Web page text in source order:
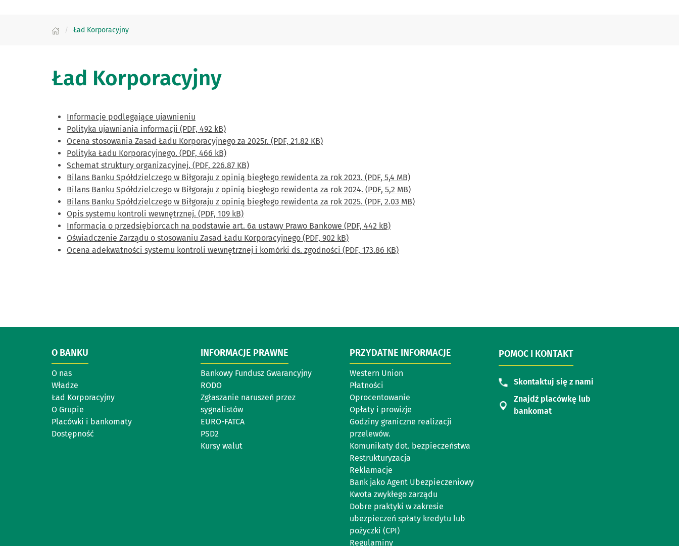
Ład Korporacyjny
Ład Korporacyjny
Informacje podlegające ujawnieniu
Polityka ujawniania informacji (PDF, 492 kB)
Ocena stosowania Zasad Ładu Korporacyjnego za 2025r. (PDF, 21.82 KB)
Polityka Ładu Korporacyjnego. (PDF, 466 kB)
Schemat struktury organizacyjnej. (PDF, 226.87 KB)
Bilans Banku Spółdzielczego w Biłgoraju z opinią biegłego rewidenta za rok 2023. (PDF, 5,4 MB)
Bilans Banku Spółdzielczego w Biłgoraju z opinią biegłego rewidenta za rok 2024. (PDF, 5,2 MB)
Bilans Banku Spółdzielczego w Biłgoraju z opinią biegłego rewidenta za rok 2025. (PDF, 2.03 MB)
Opis systemu kontroli wewnętrznej. (PDF, 109 kB)
Informacja o przedsiębiorcach na podstawie art. 6a ustawy Prawo Bankowe (PDF, 442 kB)
Oświadczenie Zarządu o stosowaniu Zasad Ładu Korporacyjnego (PDF, 902 kB)
Ocena adekwatności systemu kontroli wewnętrznej i komórki ds. zgodności (PDF, 173.86 KB)
O BANKU
O nas
Władze
Ład Korporacyjny
O Grupie
Placówki i bankomaty
Dostępność
INFORMACJE PRAWNE
Bankowy Fundusz Gwarancyjny
RODO
Zgłaszanie naruszeń przez
sygnalistów
EURO-FATCA
PSD2
Kursy walut
PRZYDATNE INFORMACJE
Western Union
Płatności
Oprocentowanie
Opłaty i prowizje
Godziny graniczne realizacji
przelewów.
Komunikaty dot. bezpieczeństwa
Restrukturyzacja
Reklamacje
Bank jako Agent Ubezpieczeniowy
Kwota zwykłego zarządu
Dobre praktyki w zakresie
ubezpieczeń spłaty kredytu lub
pożyczki (CPI)
Regulaminy
POMOC I KONTAKT
Skontaktuj się z nami
Znajdź placówkę lub
bankomat